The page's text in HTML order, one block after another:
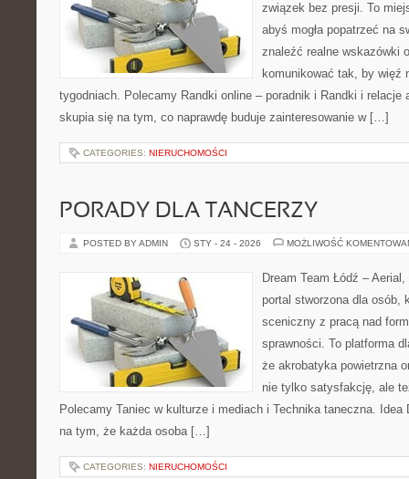
związek bez presji. To
abyś mogła popatrzeć na
znaleźć realne wskazówki
komunikować tak, by więź
tygodniach. Polecamy Randki online – poradnik i Randki i relacje
skupia się na tym, co naprawdę buduje zainteresowanie w […]
CATEGORIES: NIERUCHOMOŚCI
PORADY DLA TANCERZY
POSTED BY ADMIN STY - 24 - 2026 MOŻLIWOŚĆ
Dream Team Łódź –
portal stworzona dla osób,
sceniczny z pracą nad
sprawności. To platforma
że akrobatyka powietrzna
nie tylko satysfakcję, ale
Polecamy Taniec w kulturze i mediach i Technika taneczna. Idea
na tym, że każda osoba […]
CATEGORIES: NIERUCHOMOŚCI